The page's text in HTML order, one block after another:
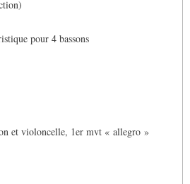
pour 4 bassons
et violoncelle, 1er mvt « allegro »